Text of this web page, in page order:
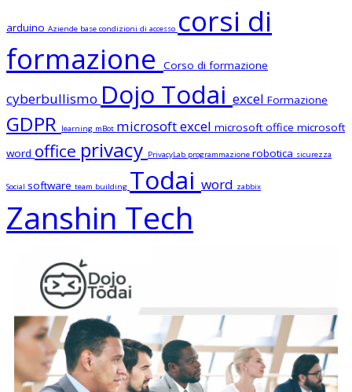
arduino Aziende base condizioni di accesso corsi di
formazione
Corso di formazione
cyberbullismo Dojo Todai excel Formazione
GDPR learning mBot microsoft excel microsoft office microsoft
word office privacy PrivacyLab programmazione robotica sicurezza
Social software team building Todai word zabbix
Zanshin Tech